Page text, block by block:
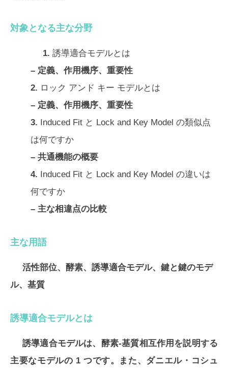
対象となる主な分野
1. 誘導適合モデルとは
– 定義、作用機序、重要性
2. ロック アンド キー モデルとは
– 定義、作用機序、重要性
3. Induced Fit と Lock and Key Model の類似点
は何ですか
– 共通機能の概要
4. Induced Fit と Lock and Key Model の違いは
何ですか
– 主な相違点の比較
主な用語
活性部位、酵素、誘導適合モデル、鍵と鍵のモデ
ル、基質
誘導適合モデルとは
誘導適合モデルは、酵素-基質相互作用を説明する
主要なモデルの 1 つです。また、ダニエル・コシュ